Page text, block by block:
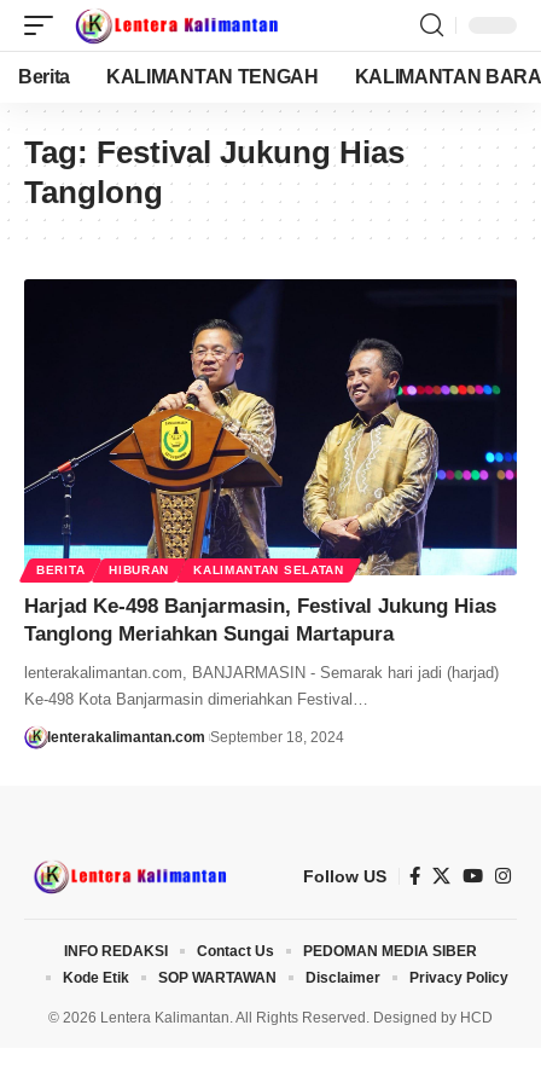
Berita KALIMANTAN TENGAH KALIMANTAN
Tag: Festival Jukung Hias
Tanglong
BERITA HIBURAN KALIMANTAN SELATAN
Harjad Ke-498 Banjarmasin, Festival Jukung Hias
Tanglong Meriahkan Sungai Martapura
lenterakalimantan.com, BANJARMASIN - Semarak hari jadi (harjad)
Ke-498 Kota Banjarmasin dimeriahkan Festival…
lenterakalimantan.com September 18, 2024
Follow US
© 2026 Lentera Kalimantan. All Rights Reserved. Designed by HCD
INFO REDAKSI Contact Us
PEDOMAN MEDIA SIBER
Kode Etik
SOP WARTAWAN Disclaimer Privacy Policy